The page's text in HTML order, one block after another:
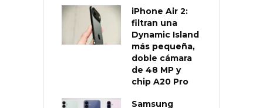
iPhone Air 2:
filtran una
Dynamic Island
más pequeña,
doble cámara
de 48 MP y
chip A20 Pro
Samsung